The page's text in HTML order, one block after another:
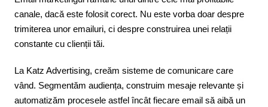
canale, dacă este folosit corect. Nu este vorba doar despre
trimiterea unor emailuri, ci despre construirea unei relații
constante cu clienții tăi.
La Katz Advertising, creăm sisteme de comunicare care
vând. Segmentăm audiența, construim mesaje relevante și
automatizăm procesele astfel încât fiecare email să aibă un